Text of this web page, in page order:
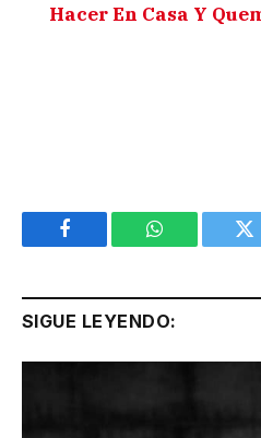
Hacer En Casa Y
Facebook WhatsApp
SIGUE LEYENDO: